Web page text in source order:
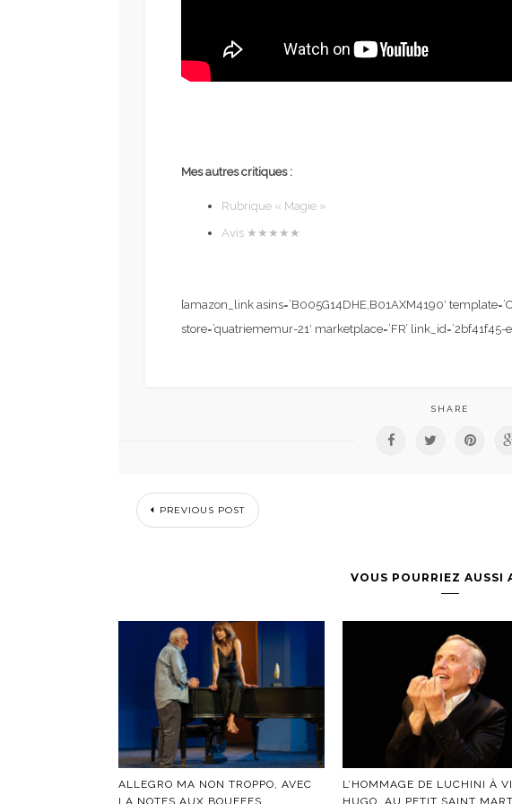
Mes autres critiques :
Rubrique « Magie »
Avis ★★★★★
[amazon_link asins=’B005G14DHE,B01AXM4190′
store=’quatriememur-21′ marketplace=’FR’
SHARE
PREVIOUS POST
VOUS POURRIEZ AUSSI
ALLEGRO MA NON TROPPO, AVEC
LA NOTES AUX BOUFFES
L’HOMMAGE DE LUCHINI À
HUGO, AU PETIT SAINT
THEATRE DE